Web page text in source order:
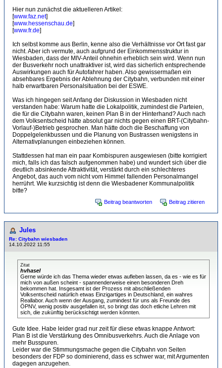
Hier nun zunächst die aktuelleren Artikel:
[www.faz.net]
[www.hessenschau.de]
[www.fr.de]
Ich selbst komme aus Berlin, kenne also die Verhältnisse vor Ort fast gar
nicht. Aber ich vermute, auch aufgrund der Einkommensstruktur in
Wiesbaden, dass der MIV-Anteil ohnehin erheblich sein wird. Wenn nun
der Busverkehr noch unattraktiver ist, wird das sicherlich entsprechende
Auswirkungen auch für Autofahrer haben. Also gewissermaßen ein
absehbares Ergebnis der Ablehnung der Citybahn, verbunden mit einer
halb erwartbaren Personalsituation bei der ESWE.
Was ich hingegen seit Anfang der Diskussion in Wiesbaden nicht
verstanden habe: Warum hatte die Lokalpolitik, zumindest die Parteien,
die für die Citybahn waren, keinen Plan B in der Hinterhand? Auch nach
dem Volksentscheid hätte absolut gar nichts gegen einen BRT-(Citybahn-
Vorlauf-)Betrieb gesprochen. Man hätte doch die Beschaffung von
Doppelgelenkbussen und die Planung von Bustrassen wenigstens in
Alternativplanungen einbeziehen können.
Stattdessen hat man ein paar Kombispuren ausgewiesen (bitte korrigiert
mich, falls ich das falsch aufgenommen habe) und wundert sich über die
deutlich absinkende Attraktivität, verstärkt durch ein schlechteres
Angebot, das auch vom nicht vom Himmel fallenden Personalmangel
herrührt. Wie kurzsichtig ist denn die Wiesbadener Kommunalpolitik
bitte?
Beitrag beantworten Beitrag zitieren
Jules
Re: Citybahn wiesbaden
14.10.2022 11:55
Zitat
hvhasel
Gerne würde ich das Thema wieder etwas aufleben lassen, da es - wie es für
mich von außen scheint - spannenderweise einen besonderen Dreh
bekommen hat. Insgesamt ist der Prozess mit abschließenden
Volksentscheid natürlich etwas Einzigartiges in Deutschland, ein wahres
Reallabor. Auch wenn der Ausgang, zumindest für uns als Freunde des
ÖPNV, wenig positiv ausgefallen ist, so bringt das doch etliche Lehren mit
sich, die zukünftig berücksichtigt werden könnten.
Gute Idee. Habe leider grad nur zeit für diese etwas knappe Antwort:
Plan B ist die Verstärkung des Omnibusverkehrs. Auch die Anlage von
mehr Busspuren.
Leider war die Stimmungsmache gegen die Citybahn von Seiten
besonders der FDP so dominierend, dass es schwer war, mit Argumenten
dagegen anzugehen.